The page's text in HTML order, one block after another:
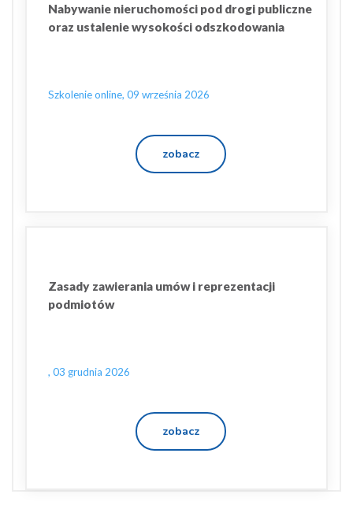
Nabywanie nieruchomości pod drogi publiczne
oraz ustalenie wysokości odszkodowania
Szkolenie online, 09 września 2026
zobacz
Zasady zawierania umów i reprezentacji
podmiotów
, 03 grudnia 2026
zobacz